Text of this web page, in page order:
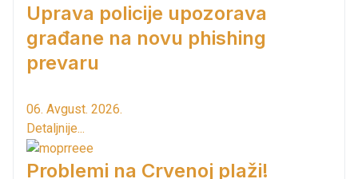
Uprava policije upozorava
građane na novu phishing
prevaru
06. Avgust. 2026.
Detaljnije...
Problemi na Crvenoj plaži!